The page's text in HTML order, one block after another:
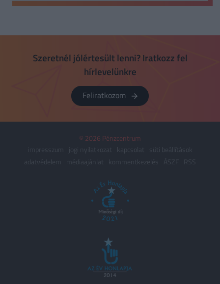
Szeretnél jólértesült lenni? Iratkozz fel
hírlevelünkre
Feliratkozom
© 2026 Pénzcentrum
impresszum
jogi nyilatkozat kapcsolat
süti beállítások
adatvédelem
médiaajánlat kommentkezelés ÁSZF RSS